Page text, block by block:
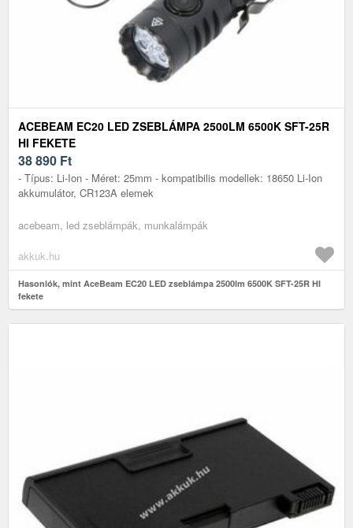
ACEBEAM EC20 LED ZSEBLÁMPA 2500LM 6500K SFT-25R
HI FEKETE
38 890 Ft
- Típus: Li-Ion - Méret: 25mm - kompatibilis modellek: 18650 Li-Ion
akkumulátor, CR123A elemek
acebeam, led zseblámpák, munkalámpák
akkuk.hu
Hasonlók, mint AceBeam EC20 LED zseblámpa 2500lm 6500K SFT-25R HI
fekete